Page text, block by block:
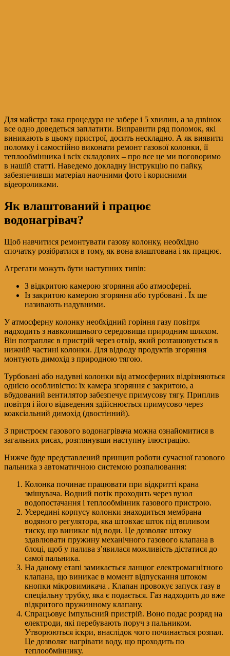
Для майстра така процедура не забере і 5 хвилин, а за дзвінок
все одно доведеться заплатити. Виправити ряд поломок, які
виникають в цьому пристрої, досить нескладно. А як виявити
поломку і самостійно виконати ремонт газової колонки, її
теплообмінника і всіх складових – про все це ми поговоримо
в нашій статті. Наведемо докладну інструкцію по пайку,
забезпечивши матеріал наочними фото і корисними
відеороликами.
Як влаштований і працює
водонагрівач?
Щоб навчитися ремонтувати газову колонку, необхідно
спочатку розібратися в тому, як вона влаштована і як працює.
Агрегати можуть бути наступних типів:
З відкритою камерою згоряння або атмосферні.
Із закритою камерою згоряння або турбовані . Їх ще
називають надувними.
У атмосферну колонку необхідний горіння газу повітря
надходить з навколишнього середовища природним шляхом.
Він потрапляє в пристрій через отвір, який розташовується в
нижній частині колонки. Для відводу продуктів згоряння
монтують димохід з природною тягою.
Турбовані або надувні колонки від атмосферних відрізняються
однією особливістю: їх камера згоряння є закритою, а
вбудований вентилятор забезпечує примусову тягу. Приплив
повітря і його відведення здійснюється примусово через
коаксіальний димохід (двостінний).
З пристроєм газового водонагрівача можна ознайомитися в
загальних рисах, розглянувши наступну ілюстрацію.
Нижче буде представлений принцип роботи сучасної газового
пальника з автоматичною системою розпалювання:
Колонка починає працювати при відкритті крана
змішувача. Водний потік проходить через вузол
водопостачання і теплообмінник газового пристрою.
Усередині корпусу колонки знаходиться мембрана
водяного регулятора, яка штовхає шток під впливом
тиску, що виникає від води. Це дозволяє штоку
здавлювати пружину механічного газового клапана в
блоці, щоб у палива з’явилася можливість дістатися до
самої пальника.
На даному етапі замикається ланцюг електромагнітного
клапана, що виникає в момент відпускання штоком
кнопки мікровимикача . Клапан провокує запуск газу в
спеціальну трубку, яка є подається. Газ надходить до вже
відкритого пружинному клапану.
Спрацьовує імпульсний пристрій. Воно подає розряд на
електроди, які перебувають поруч з пальником.
Утворюються іскри, внаслідок чого починається розпал.
Це дозволяє нагрівати воду, що проходить по
теплообміннику.